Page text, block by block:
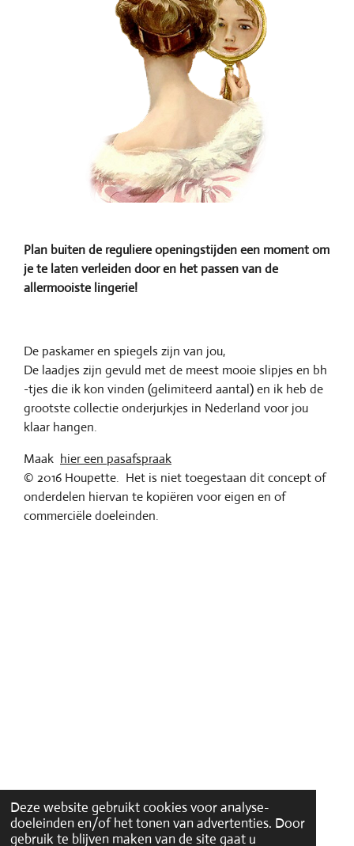
Deze website gebruikt cookies voor analyse-
doeleinden en/of het tonen van advertenties. Door
gebruik te blijven maken van de site gaat u
Plan buiten de reguliere openingstijden een moment om
je te laten verleiden door en het passen van de
allermooiste lingerie!
De paskamer en spiegels zijn van jou,
De laadjes zijn gevuld met de meest mooie slipjes en bh
-tjes die ik kon vinden (gelimiteerd aantal) en ik heb de
grootste collectie onderjurkjes in Nederland voor jou
klaar hangen.
Maak hier een pasafspraak
© 2016 Houpette. Het is niet toegestaan dit concept of
onderdelen hiervan te kopiëren voor eigen en of
commerciële doeleinden.